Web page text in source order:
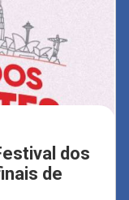
dos
de